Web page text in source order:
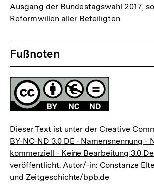
Ausgang der Bundestagswahl 2017,
Reformwillen aller Beteiligten.
Fussnoten
Fußnoten
Lizenz
Dieser Text ist unter der Creative
BY-NC-ND 3.0 DE - Namensnennung -
kommerziell - Keine Bearbeitung 3.0
veröffentlicht. Autor/-in: Constanze
und Zeitgeschichte/bpb.de